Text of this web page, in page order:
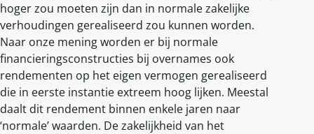
hoger zou moeten zijn dan in normale zakelijke
verhoudingen gerealiseerd zou kunnen worden.
Naar onze mening worden er bij normale
financieringsconstructies bij overnames ook
rendementen op het eigen vermogen gerealiseerd
die in eerste instantie extreem hoog lijken. Meestal
daalt dit rendement binnen enkele jaren naar
‘normale’ waarden. De zakelijkheid van het